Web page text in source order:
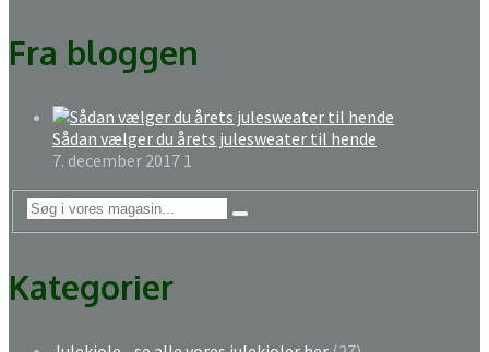
Fra bloggen
Sådan vælger du årets julesweater til hende
7. december 2017 1
Kategorier